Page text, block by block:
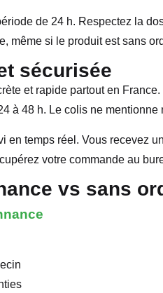
de 24 h. Respectez la
même si le produit est sans
sécurisée
et rapide partout en
à 48 h. Le colis ne
en temps réel. Vous recevez
votre commande au
vs sans